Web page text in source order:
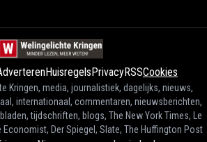
Huisregels PrivacyRSSCookies
Kringen, media, journalistiek, dagelijks, nieuws,
internationaal, commentaren, nieuwsberichten,
tijdschriften, blogs, The New York Times, Le
Economist, Der Spiegel, Slate, The Huffington Post